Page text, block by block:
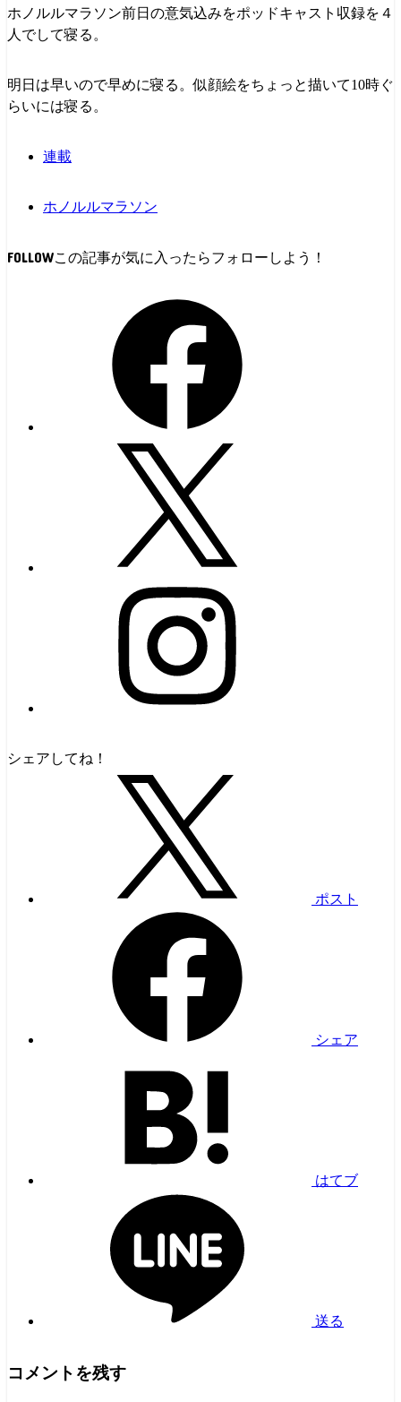
ホノルルマラソン前日の意気込みをポッドキャスト収録を４
人でして寝る。
明日は早いので早めに寝る。似顔絵をちょっと描いて10時ぐ
らいには寝る。
連載
ホノルルマラソン
FOLLOW
シェアしてね！
ポスト
シェア
はてブ
送る
コメントを残す